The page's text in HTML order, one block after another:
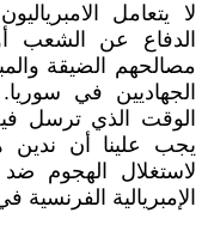
لا يتعامل
الدفاع عن الشعب
مصالحهم الضيقة
الجهاديين في
الوقت الذي ترسل
يجب علينا أن ندين
لاستغلال الهجوم
الإمبريالية